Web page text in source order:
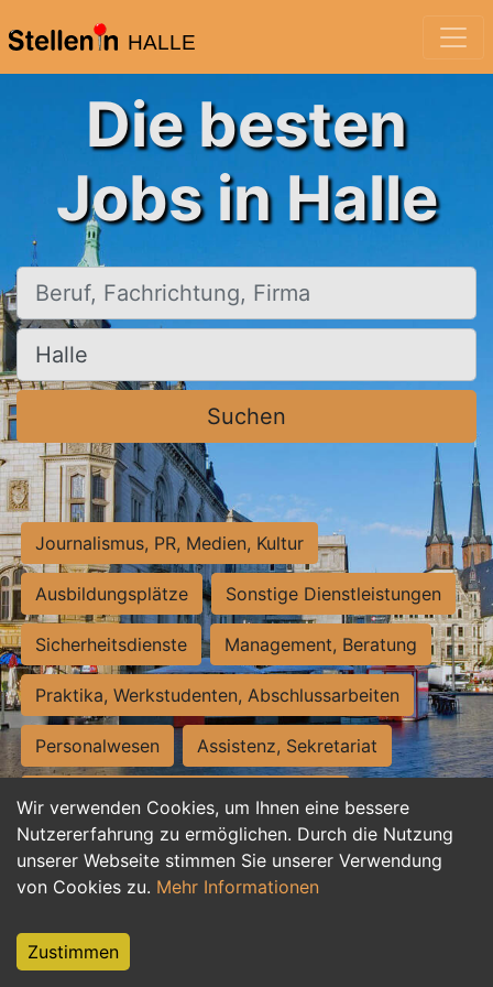
HALLE
Wir verwenden Cookies, um Ihnen eine bessere
Nutzererfahrung zu ermöglichen. Durch die Nutzung
unserer Webseite stimmen Sie unserer Verwendung
von Cookies zu. Mehr Informationen
Zustimmen
Die besten
Jobs in Halle
Beruf, Fachrichtung, Firma
Ort, Stadt
Suchen
Journalismus, PR, Medien, Kultur
Ausbildungsplätze Sonstige Dienstleistungen
Sicherheitsdienste Management, Beratung
Praktika, Werkstudenten, Abschlussarbeiten
Personalwesen Assistenz, Sekretariat
Hilfskräfte, Aushilfs- und Nebenjobs
Einkauf, Logistik, Materialwirtschaft
Weiterbildung, Studium, duale Ausbildung
Tourismus